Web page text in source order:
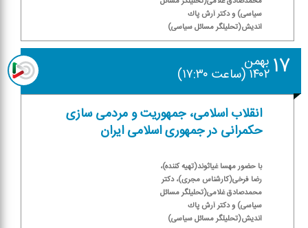
سیاسی) و دكتر آرش پاك
اندیش(تحلیلگر مسائل سیاسی)
۱۷ بهمن
۱۴۰۲ (ساعت ۱۷:۳۰)
انقلاب اسلامی، جمهوریت و مردمی سازی
حكمرانی در جمهوری اسلامی ایران
با حضور مهسا غیاثوند(تهیه كننده)،
رضا فرخی(كارشناس مجری)، دكتر
محمدصادق غلامی(تحلیلگر مسائل
سیاسی) و دكتر آرش پاك
اندیش(تحلیلگر مسائل سیاسی)